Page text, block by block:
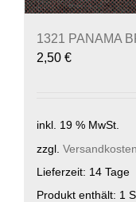
1321 PANAMA
2,50 €
inkl. 19 % MwSt.
zzgl. Versandkosten
Lieferzeit: 14 Tage
Produkt enthält: 1